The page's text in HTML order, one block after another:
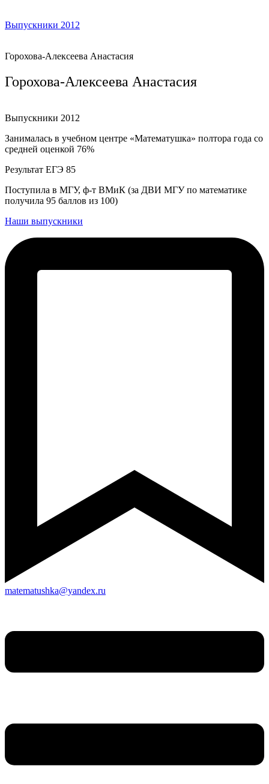
Выпускники 2012
Горохова-Алексеева Анастасия
Горохова-Алексеева Анастасия
Выпускники 2012
Занималась в учебном центре «Математушка» полтора года со
средней оценкой 76%
Результат ЕГЭ 85
Поступила в МГУ, ф-т ВМиК (за ДВИ МГУ по математике
получила 95 баллов из 100)
Наши выпускники
matematushka@yandex.ru